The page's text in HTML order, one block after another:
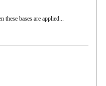
these bases are applied...